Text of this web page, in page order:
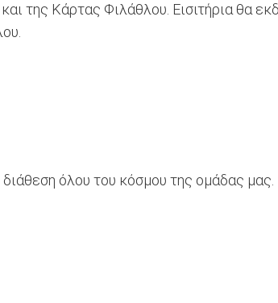
της Κάρτας Φιλάθλου. Εισιτήρια θα
όλου του κόσμου της ομάδας μας.